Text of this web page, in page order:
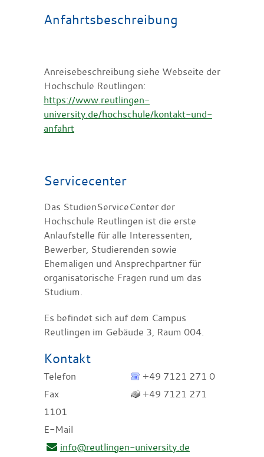
Anfahrtsbeschreibung
Anreisebeschreibung siehe Webseite der
Hochschule Reutlingen:
https://www.reutlingen-
university.de/hochschule/kontakt-und-
anfahrt
Servicecenter
Das StudienServiceCenter der
Hochschule Reutlingen ist die erste
Anlaufstelle für alle Interessenten,
Bewerber, Studierenden sowie
Ehemaligen und Ansprechpartner für
organisatorische Fragen rund um das
Studium.
Es befindet sich auf dem Campus
Reutlingen im Gebäude 3, Raum 004.
Kontakt
Telefon
+49 7121 271 0
Fax
+49 7121 271
1101
E-Mail
info@reutlingen-university.de